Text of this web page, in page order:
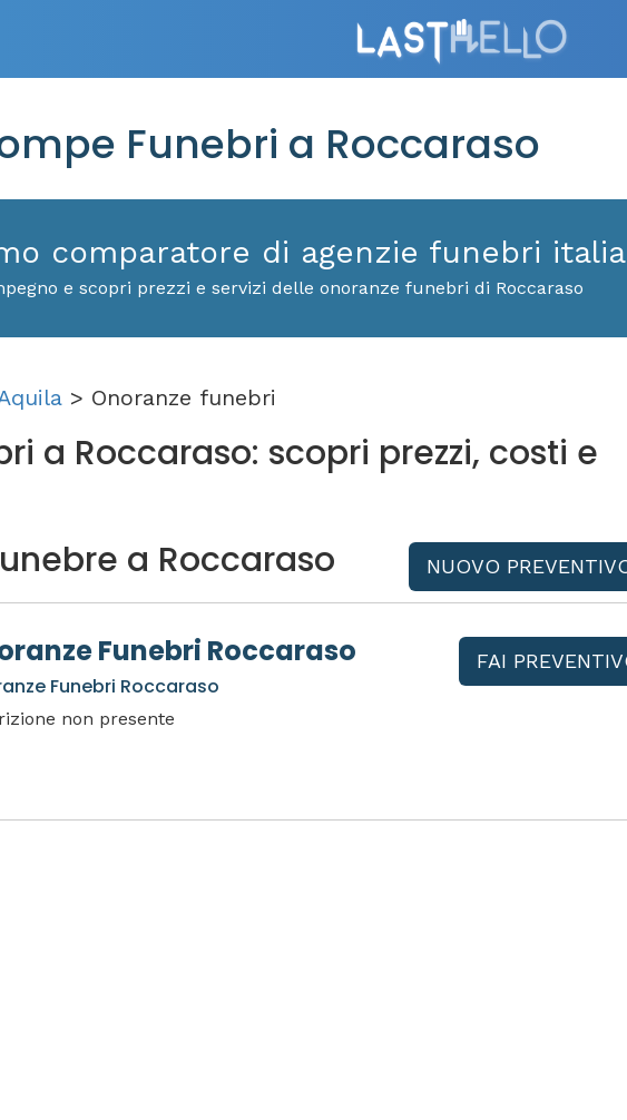
Funebri a Roccaraso
comparatore di agenzie funebri
e scopri prezzi e servizi delle onoranze funebri di Roccaraso
> Onoranze funebri
a Roccaraso: scopri prezzi, costi e
a Roccaraso
NUOVO
Funebri Roccaraso
Funebri Roccaraso
non presente
FAI